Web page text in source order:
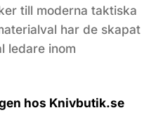
till moderna taktiska
har de skapat
ledare inom
hos Knivbutik.se